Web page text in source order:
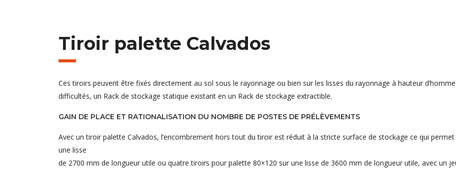
Tiroir palette Calvados
Ces tiroirs peuvent être fixés directement au sol sous le rayonnage ou bien sur les lisses du rayonnage à hauteur
difficultés, un Rack de stockage statique existant en un Rack de stockage extractible.
GAIN DE PLACE ET RATIONALISATION DU NOMBRE DE POSTES DE PRÉLÈVEMENTS
Avec un tiroir palette Calvados, l’encombrement hors tout du tiroir est réduit à la stricte surface de stockage ce qui
une lisse
de 2700 mm de longueur utile ou quatre tiroirs pour palette 80×120 sur une lisse de 3600 mm de longueur utile, avec un